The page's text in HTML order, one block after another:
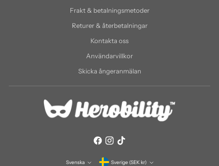
Frakt & betalningsmetoder
Returer & återbetalningar
Kontakta oss
Användarvillkor
Skicka ångeranmälan
Svenska Sverige (SEK kr)